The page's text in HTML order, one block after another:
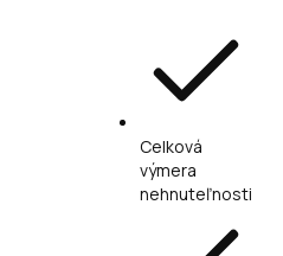
Celková
výmera
nehnuteľnosti